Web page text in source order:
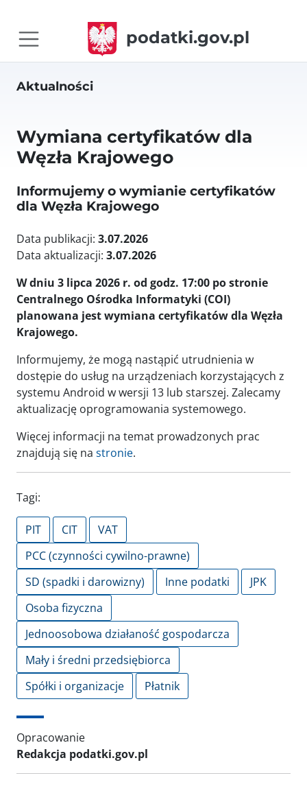
podatki.gov.pl
Aktualności
Wymiana certyfikatów dla
Węzła Krajowego
Informujemy o wymianie certyfikatów
dla Węzła Krajowego
Data publikacji: 3.07.2026
Data aktualizacji: 3.07.2026
W dniu 3 lipca 2026 r. od godz. 17:00 po stronie
Centralnego Ośrodka Informatyki (COI)
planowana jest wymiana certyfikatów dla Węzła
Krajowego.
Informujemy, że mogą nastąpić utrudnienia w
dostępie do usług na urządzeniach korzystających z
systemu Android w wersji 13 lub starszej. Zalecamy
aktualizację oprogramowania systemowego.
Więcej informacji na temat prowadzonych prac
znajdują się na stronie.
Tagi:
PIT CIT
VAT
PCC (czynności cywilno-prawne)
SD (spadki i darowizny)
Inne podatki
JPK
Osoba fizyczna
Jednoosobowa działaność gospodarcza
Mały i średni przedsiębiorca
Spółki i organizacje
Płatnik
Opracowanie
Redakcja podatki.gov.pl